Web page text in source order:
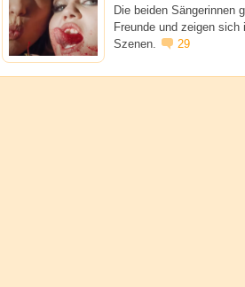
Die beiden Sängerinnen
Freunde und zeigen
Szenen.
29